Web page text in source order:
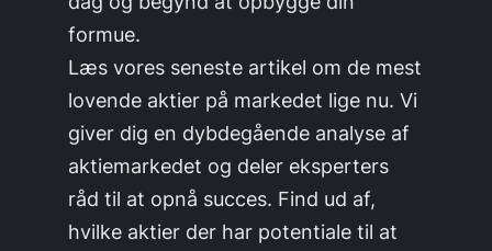
formue.
Læs vores seneste artikel om de mest
lovende aktier på markedet lige nu. Vi
giver dig en dybdegående analyse af
aktiemarkedet og deler eksperters
råd til at opnå succes. Find ud af,
hvilke aktier der har potentiale til at